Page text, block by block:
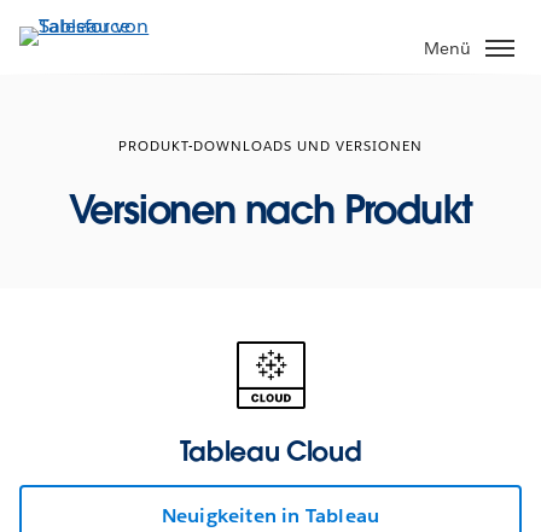
Direkt
zum
Menü
PRODUKT-DOWNLOADS UND VERSIONEN
Versionen nach Produkt
Tableau Cloud
Neuigkeiten in Tableau